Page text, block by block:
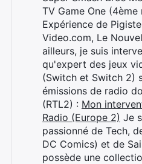
TV Game One (4ème
Expérience de
Video.com, Le
ailleurs, je suis
qu'expert des jeux
(Switch et Switch 2)
émissions de radio
(RTL2) : Mon
Radio (Europe 2) Je
passionné de Tech,
DC Comics) et de
possède une
Rechercher
: